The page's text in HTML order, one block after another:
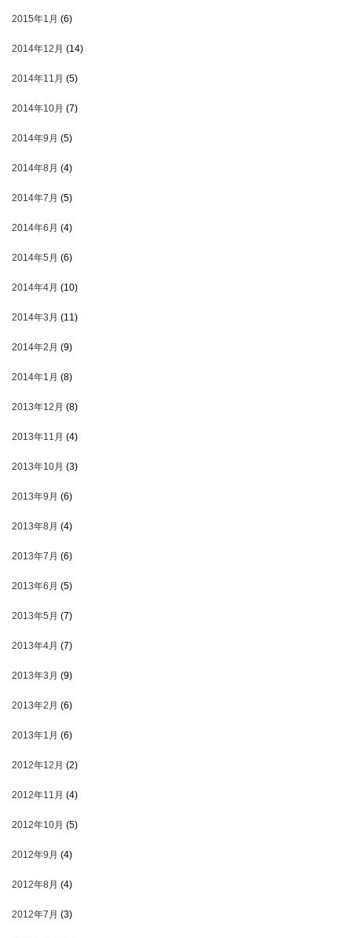
2015年1月 (6)
2014年12月 (14)
2014年11月 (5)
2014年10月 (7)
2014年9月 (5)
2014年8月 (4)
2014年7月 (5)
2014年6月 (4)
2014年5月 (6)
2014年4月 (10)
2014年3月 (11)
2014年2月 (9)
2014年1月 (8)
2013年12月 (8)
2013年11月 (4)
2013年10月 (3)
2013年9月 (6)
2013年8月 (4)
2013年7月 (6)
2013年6月 (5)
2013年5月 (7)
2013年4月 (7)
2013年3月 (9)
2013年2月 (6)
2013年1月 (6)
2012年12月 (2)
2012年11月 (4)
2012年10月 (5)
2012年9月 (4)
2012年8月 (4)
2012年7月 (3)